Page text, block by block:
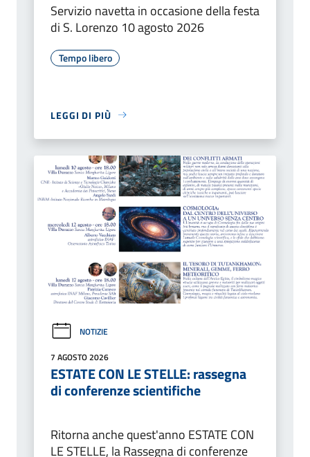
Servizio navetta in occasione della festa
di S. Lorenzo 10 agosto 2026
Tempo libero
LEGGI DI PIÙ
NOTIZIE
7 AGOSTO 2026
ESTATE CON LE STELLE: rassegna
di conferenze scientifiche
Ritorna anche quest'anno ESTATE CON
LE STELLE, la Rassegna di conferenze